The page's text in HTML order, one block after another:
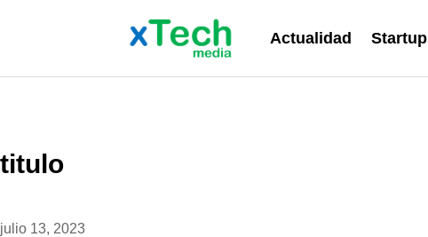
Actualidad Startup
titulo
julio 13, 2023